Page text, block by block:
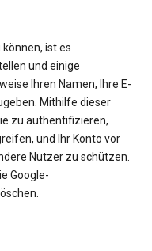
ist es
und einige
Ihren Namen, Ihre E-
Mithilfe dieser
zu authentifizieren,
und Ihr Konto vor
Nutzer zu schützen.
Google-